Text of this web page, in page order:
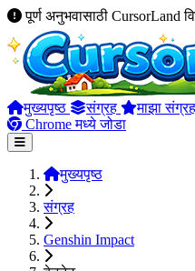
पूर्ण अनुभवासाठी CursorLand
मुख्यपृष्ठ संग्रह माझा संग्रह
Chrome मध्ये जोडा
मुख्यपृष्ठ
संग्रह
Genshin Impact